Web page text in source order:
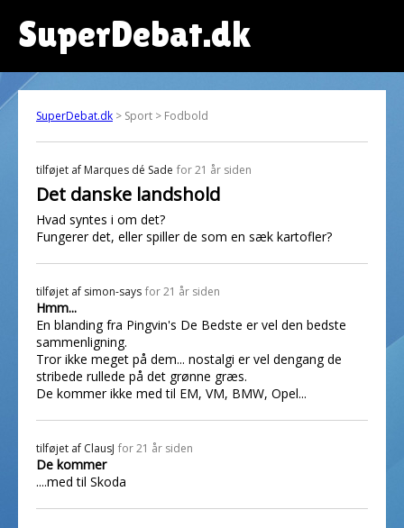
SuperDebat.dk
SuperDebat.dk > Sport > Fodbold
tilføjet af Marques dé Sade for 21 år siden
Det danske landshold
Hvad syntes i om det?
Fungerer det, eller spiller de som en sæk kartofler?
tilføjet af simon-says for 21 år siden
Hmm...
En blanding fra Pingvin's De Bedste er vel den bedste
sammenligning.
Tror ikke meget på dem... nostalgi er vel dengang de
stribede rullede på det grønne græs.
De kommer ikke med til EM, VM, BMW, Opel...
tilføjet af ClausJ for 21 år siden
De kommer
....med til Skoda